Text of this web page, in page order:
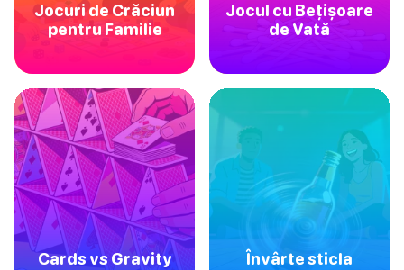
Jocuri de Crăciun
pentru Familie
Jocul cu Bețișoare
de Vată
Cards vs Gravity Învârte sticla